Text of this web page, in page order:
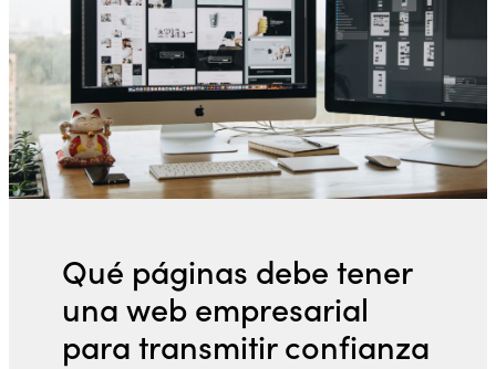
Qué páginas debe tener
una web empresarial
para transmitir confianza